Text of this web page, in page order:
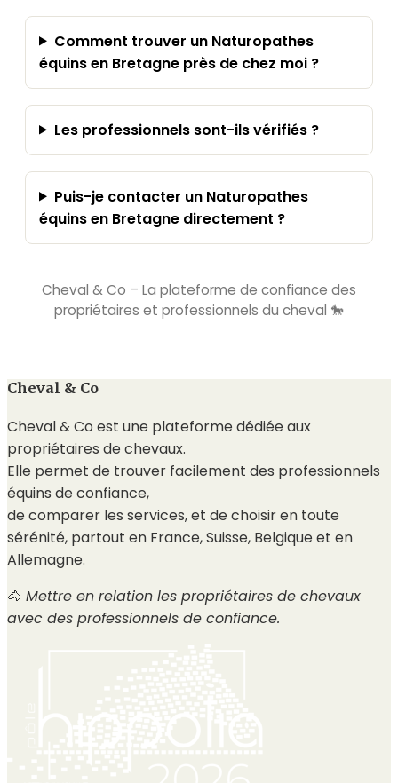
Comment trouver un Naturopathes
équins en Bretagne près de chez moi ?
Les professionnels sont-ils vérifiés ?
Puis-je contacter un Naturopathes
équins en Bretagne directement ?
Cheval & Co – La plateforme de confiance des
propriétaires et professionnels du cheval 🐎
Cheval & Co
Cheval & Co est une plateforme dédiée aux
propriétaires de chevaux.
Elle permet de trouver facilement des professionnels
équins de confiance,
de comparer les services, et de choisir en toute
sérénité, partout en France, Suisse, Belgique et en
Allemagne.
🐴 Mettre en relation les propriétaires de chevaux
avec des professionnels de confiance.